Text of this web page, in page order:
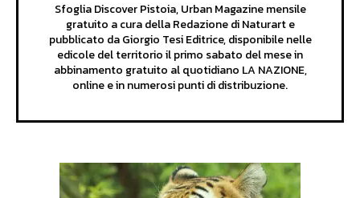
Sfoglia Discover Pistoia, Urban Magazine mensile
gratuito a cura della Redazione di Naturart e
pubblicato da Giorgio Tesi Editrice, disponibile nelle
edicole del territorio il primo sabato del mese in
abbinamento gratuito al quotidiano LA NAZIONE,
online e in numerosi punti di distribuzione.